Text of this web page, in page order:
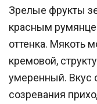
Зрелые фрукты
красным
оттенка. Мякоть
кремовой,
умеренный. Вкус
созревания